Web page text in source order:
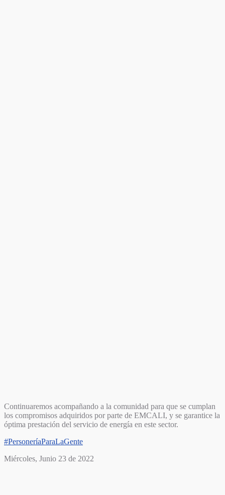
Continuaremos acompañando a la comunidad para que se cumplan
los compromisos adquiridos por parte de EMCALI, y se garantice la
óptima prestación del servicio de energía en este sector.
#PersoneríaParaLaGente
Miércoles, Junio 23 de 2022